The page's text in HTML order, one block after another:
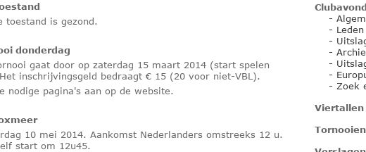
toestand is gezond.
donderdag
gaat door op zaterdag 15 maart 2014 (start spelen
inschrijvingsgeld bedraagt € 15 (20 voor niet-VBL).
nodige pagina's aan op de website.
10 mei 2014. Aankomst Nederlanders omstreeks 12 u.
start om 12u45.
-
- Leden
-
-
-
-
- Zoek
Viertallen
Tornooien